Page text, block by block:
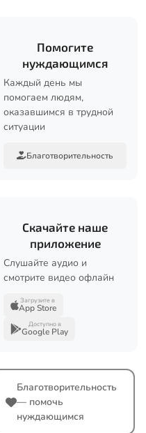
Помогите
нуждающимся
Каждый день мы
помогаем людям,
оказавшимся в трудной
ситуации
Благотворительность
Скачайте наше
приложение
Слушайте аудио и
смотрите видео офлайн
Загрузите в
App Store
Доступно в
Google Play
Благотворительность
— помочь
нуждающимся